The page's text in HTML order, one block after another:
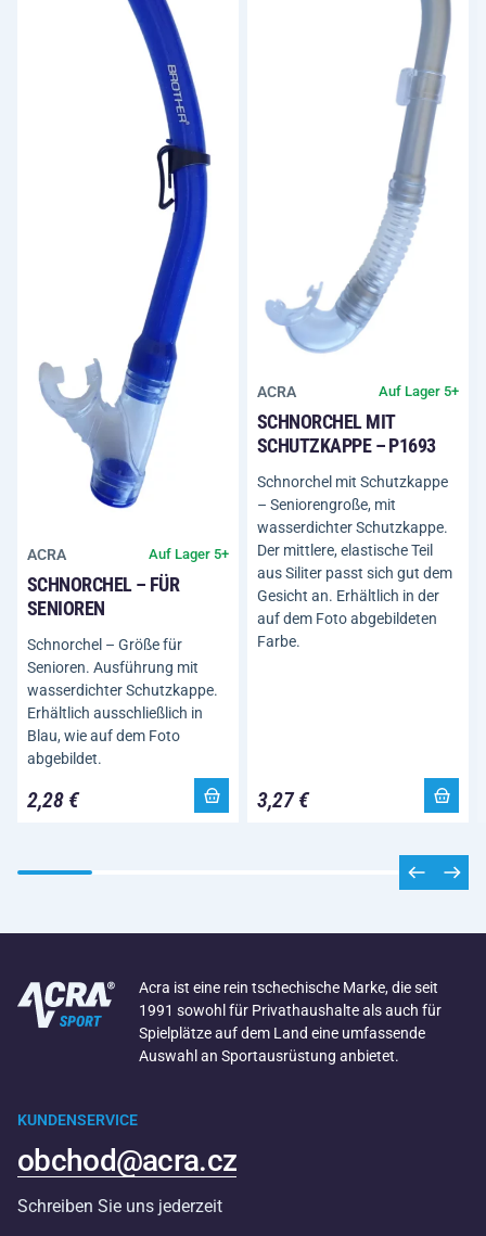
ACRA Auf Lager 5+
SCHNORCHEL – FÜR
SENIOREN
Schnorchel – Größe für
Senioren. Ausführung mit
wasserdichter Schutzkappe.
Erhältlich ausschließlich in
Blau, wie auf dem Foto
abgebildet.
2,28 €
ACRA Auf Lager 5+
SCHNORCHEL MIT
SCHUTZKAPPE – P1693
Schnorchel mit Schutzkappe
– Seniorengroße, mit
wasserdichter Schutzkappe.
Der mittlere, elastische Teil
aus Siliter passt sich gut dem
Gesicht an. Erhältlich in der
auf dem Foto abgebildeten
Farbe.
3,27 €
Acra ist eine rein tschechische Marke, die seit
1991 sowohl für Privathaushalte als auch für
Spielplätze auf dem Land eine umfassende
Auswahl an Sportausrüstung anbietet.
KUNDENSERVICE
obchod@acra.cz
Schreiben Sie uns jederzeit